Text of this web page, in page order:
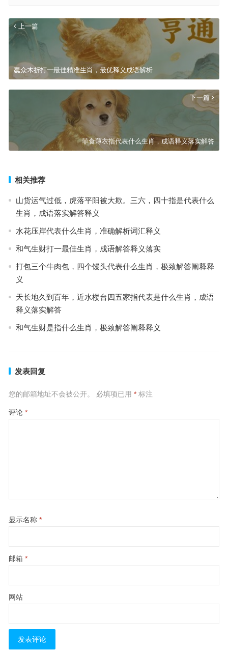
上一篇
蠹众木折打一最佳精准生肖，最优释义成语解析
下一篇
菲食薄衣指代表什么生肖，成语释义落实解答
相关推荐
山货运气过低，虎落平阳被大欺。三六，四十指是代表什么
生肖，成语落实解答释义
水花压岸代表什么生肖，准确解析词汇释义
和气生财打一最佳生肖，成语解答释义落实
打包三个牛肉包，四个馒头代表什么生肖，极致解答阐释释
义
天长地久到百年，近水楼台四五家指代表是什么生肖，成语
释义落实解答
和气生财是指什么生肖，极致解答阐释释义
发表回复
您的邮箱地址不会被公开。 必填项已用 *标注
评论 *
显示名称 *
邮箱 *
网站